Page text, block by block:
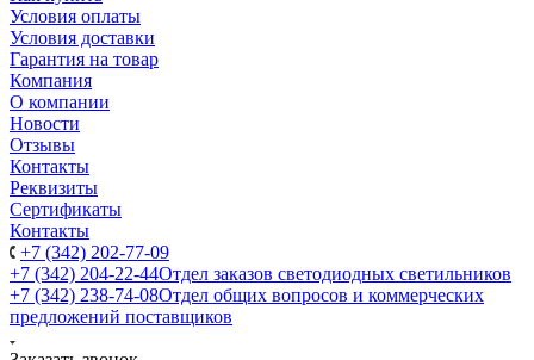
Условия оплаты
Условия доставки
Гарантия на товар
Компания
О компании
Новости
Отзывы
Контакты
Реквизиты
Сертификаты
Контакты
+7 (342) 202-77-09
+7 (342) 204-22-44Отдел заказов светодиодных светильников
+7 (342) 238-74-08Отдел общих вопросов и коммерческих
предложений поставщиков